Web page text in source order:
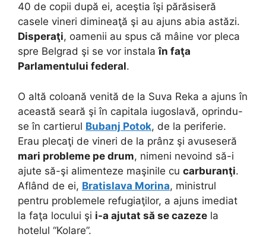
40 de copii după ei, aceştia îşi părăsiseră
casele vineri dimineaţă şi au ajuns abia astăzi.
Disperaţi, oamenii au spus că mâine vor pleca
spre Belgrad şi se vor instalaîn faţa
Parlamentului federal.
O altă coloană venită de la Suva Reka a ajuns în
această seară şi în capitala iugoslavă, oprindu-
se în cartierul Bubanj Potok, de la periferie.
Erau plecaţi de vineri de la prânz şi avuseseră
mari probleme pe drum, nimeni nevoind să-i
ajute să-şi alimenteze maşinile cu carburanţi.
Aflând de ei, Bratislava Morina, ministrul
pentru problemele refugiaţilor, a ajuns imediat
la faţa locului şi i-a ajutat să se cazeze la
hotelul “Kolare”.